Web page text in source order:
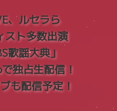
、ルセラら
スト多数出演
歌謡大典」
独占生配信！
も配信予定！